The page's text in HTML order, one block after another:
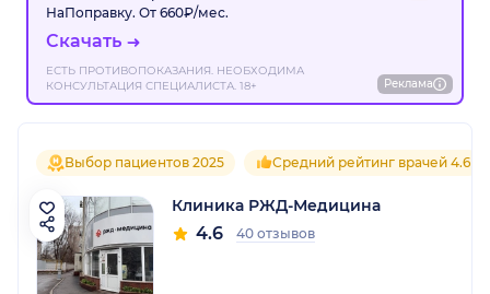
НаПоправку. От 660₽/мес.
Скачать
ЕСТЬ ПРОТИВОПОКАЗАНИЯ. НЕОБХОДИМА
КОНСУЛЬТАЦИЯ СПЕЦИАЛИСТА. 18+
Реклама
Выбор пациентов 2025 Средний рейтинг врачей 4.6
Клиника РЖД-Медицина
4.6 40 отзывов